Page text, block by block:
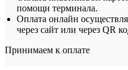
помощи терминала.
Оплата онлайн
через сайт или через QR
Принимаем к оплате